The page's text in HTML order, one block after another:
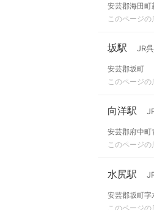
安芸郡海田町
このページ
坂駅 JR
安芸郡坂町
このページ
向洋駅
安芸郡府中町
このページ
水尻駅
安芸郡坂町字
このページ